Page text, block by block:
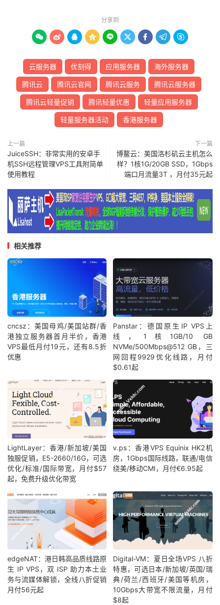
分享到
        
云服务器 优刻得 应用服务器 海外服务器
腾讯云 腾讯云官网 腾讯云服务 腾讯云服务器
腾讯云轻量促销 腾讯轻量优惠 轻量应用服务器
轻量服务器活动 香港服务器
上一篇
JuiceSSH：非常实用的安卓手
机SSH远程管理VPS工具附简单
使用教程
下一篇
博鳌云：美国洛杉矶云主机怎么
样？1核1G/20GB SSD，1Gbps
端口月流量3T ，月付35元起
相关推荐
cncsz：美国母鸡/美国站群/香
港独立服务器首月半价，香港
VPS最低月付19元，还有8.5折
优惠
Panstar：德国原生IP VPS上
线，1核1GB/10 GB
NVMe/500Mbps@512 GB，三
网回程9929优化线路，月付
$0.61起
LightLayer：香港/新加坡/美国
独服促销，E5-2660/16G，可选
优化/标准/国际带宽，月付$57
起，免费升级优化带宽
v.ps：香港VPS Equinix HK2机
房，1Gbps国际线路，联通/电信
绕美/移动CMI，月付€6.95起
edgeNAT：港日韩高品质线路原
生 IP VPS，双 ISP 助力本土业
务与流媒体解锁，全线八折促销
月付56元起
Digital-VM：夏日全场VPS 八折
特惠，可选日本/新加坡/英国/瑞
典/荷兰/西班牙/美国等机房，
10Gbps大带宽不限流量，月付
$8起